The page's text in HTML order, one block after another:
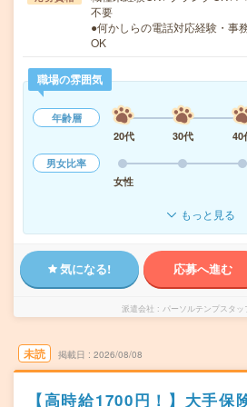
不要
●何かしらの電話対応経験・事
OK
職場の雰囲気
年齢層
20代
30代 40
男女比率
女性
もっと見る
気になる! 応募へ進む
派遣会社 パーソルテンプスタッ
未読 掲載日 2026/08/08
【高時給1700円！】大手保